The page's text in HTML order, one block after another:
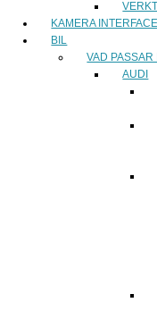
KAMERA
BIL
VAD PASSAR
AUDI